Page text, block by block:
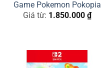
Game Pokemon Pokopia
Giá từ: 1.850.000 ₫